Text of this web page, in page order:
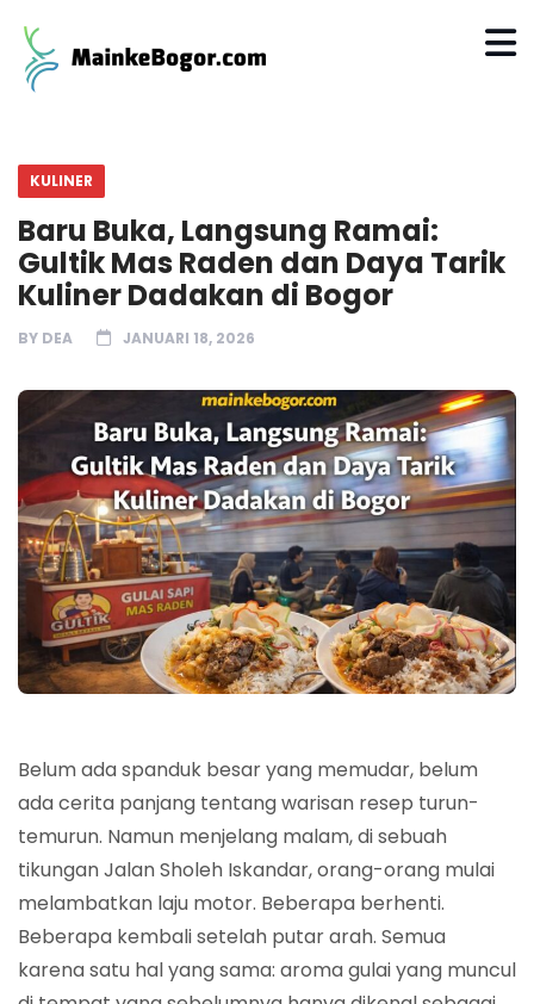
KULINER
Baru Buka, Langsung Ramai:
Gultik Mas Raden dan Daya Tarik
Kuliner Dadakan di Bogor
BY DEA JANUARI 18, 2026
Belum ada spanduk besar yang memudar, belum
ada cerita panjang tentang warisan resep turun-
temurun. Namun menjelang malam, di sebuah
tikungan Jalan Sholeh Iskandar, orang-orang mulai
melambatkan laju motor. Beberapa berhenti.
Beberapa kembali setelah putar arah. Semua
karena satu hal yang sama: aroma gulai yang muncul